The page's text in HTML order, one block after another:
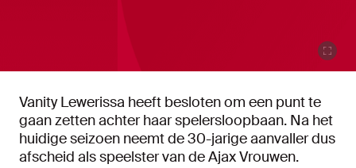
Vanity Lewerissa heeft besloten om een punt te
gaan zetten achter haar spelersloopbaan. Na het
huidige seizoen neemt de 30-jarige aanvaller dus
afscheid als speelster van de Ajax Vrouwen.